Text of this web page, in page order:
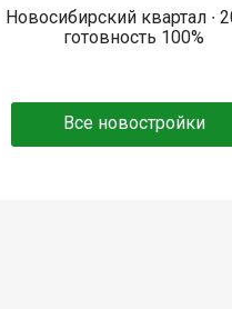
Новосибирский квартал ∙
готовность 100%
Все новостройки